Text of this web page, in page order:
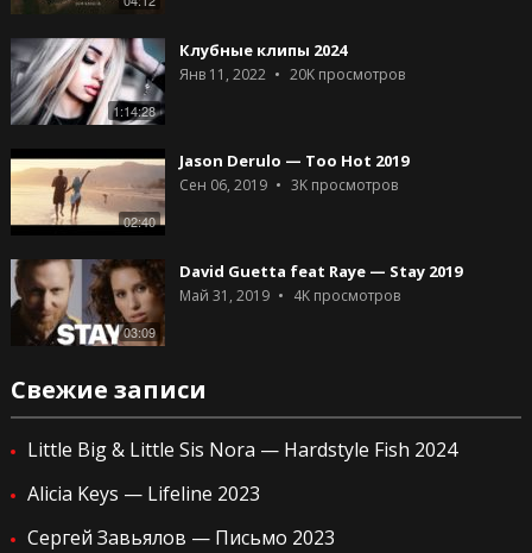
1:14:28
Клубные клипы 2024
Янв 11, 2022 20Kпросмотров
02:40
Jason Derulo — Too Hot 2019
Сен 06, 2019 3Kпросмотров
03:09
David Guetta feat Raye — Stay 2019
Май 31, 2019 4Kпросмотров
Свежие записи
Little Big & Little Sis Nora — Hardstyle Fish 2024
Alicia Keys — Lifeline 2023
Сергей Завьялов — Письмо 2023